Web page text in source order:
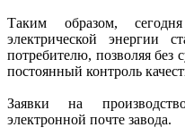
Таким образом,
электрической энергии
потребителю, позволяя без
постоянный контроль
Заявки на
электронной почте завода.